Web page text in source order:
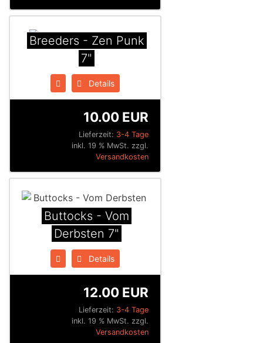
Breeders - Zen Punk
7"
Details
Lieferzeit: 3-4 Tage
10.00 EUR
inkl. 19 % MwSt. zzgl.
Versandkosten
Buttocks - Vom
Derbsten 7"
Details
Lieferzeit: 3-4 Tage
12.00 EUR
inkl. 19 % MwSt. zzgl.
Versandkosten